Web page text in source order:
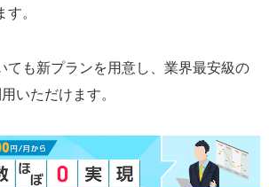
。
ても新プランを用意し、業界最安級の
いただけます。